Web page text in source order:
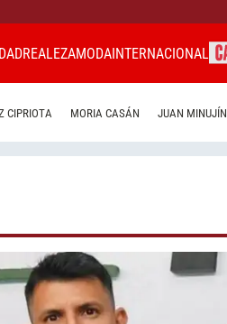
REALEZAMODAINTERNACIONAL
CIPRIOTA MORIA CASÁN JUAN MINUJÍN